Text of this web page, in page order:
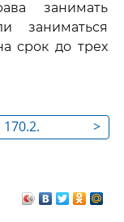
занимать
заниматься
срок до трех
>
170.2.
план,
план,